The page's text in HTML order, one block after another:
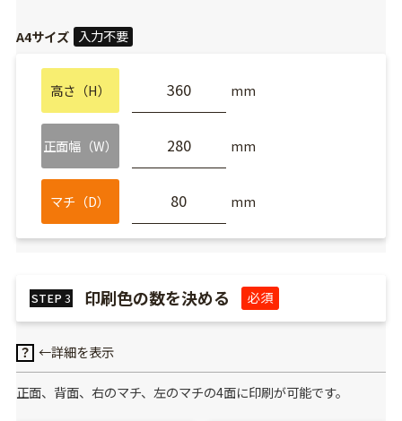
A4サイズ 入力不要
高さ（H） mm
正面幅（W） mm
マチ（D） mm
STEP 3 印刷色の数を決める 必須
？ ←詳細を表示
正面、背面、右のマチ、左のマチの4面に印刷が可能です。